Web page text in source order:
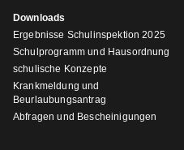
Downloads
Ergebnisse Schulinspektion 2025
Schulprogramm und Hausordnung
schulische Konzepte
Krankmeldung und
Beurlaubungsantrag
Abfragen und Bescheinigungen